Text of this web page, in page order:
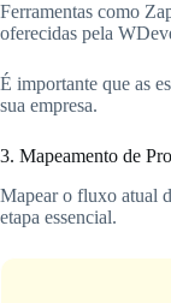
Ferramentas como
oferecidas pela
É importante que as
sua empresa.
3. Mapeamento de
Mapear o fluxo atual
etapa essencial.